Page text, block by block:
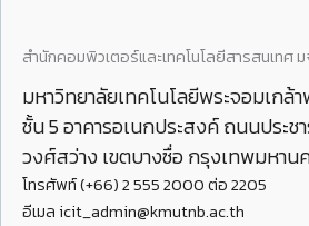
สำนักคอมพิวเตอร์และเทคโนโลยีสารสนเทศ
มหาวิทยาลัยเทคโนโลยีพระจอมเกล้า
ชั้น 5 อาคารอเนกประสงค์ ถนนประช
วงศ์สว่าง เขตบางซื่อ กรุงเทพมหาน
โทรศัพท์ (+66) 2 555 2000 ต่อ 2205
อีเมล icit_admin@kmutnb.ac.th